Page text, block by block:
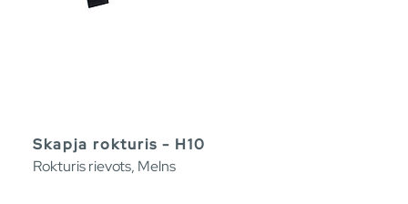
Skapja rokturis - H10
Rokturis rievots, Melns